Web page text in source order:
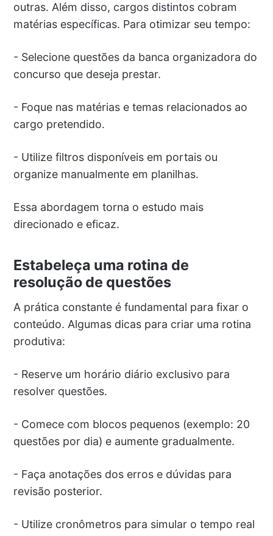
outras. Além disso, cargos distintos cobram
matérias específicas. Para otimizar seu tempo:
- Selecione questões da banca organizadora do
concurso que deseja prestar.
- Foque nas matérias e temas relacionados ao
cargo pretendido.
- Utilize filtros disponíveis em portais ou
organize manualmente em planilhas.
Essa abordagem torna o estudo mais
direcionado e eficaz.
Estabeleça uma rotina de
resolução de questões
A prática constante é fundamental para fixar o
conteúdo. Algumas dicas para criar uma rotina
produtiva:
- Reserve um horário diário exclusivo para
resolver questões.
- Comece com blocos pequenos (exemplo: 20
questões por dia) e aumente gradualmente.
- Faça anotações dos erros e dúvidas para
revisão posterior.
- Utilize cronômetros para simular o tempo real